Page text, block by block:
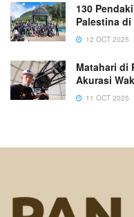
130
Palestina
12 OCT 2025
Matahari di
Akurasi
11 OCT 2025